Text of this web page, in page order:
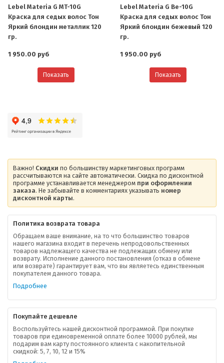
Lebel Materia G MT-10G
Краска для седых волос Тон
Яркий блондин металлик 120
гр.
1 950.00 руб
Показать
Lebel Materia G Be-10G
Краска для седых волос Тон
Яркий блондин бежевый 120
гр.
1 950.00 руб
Показать
Важно! Скидки по большинству маркетинговых программ
рассчитываются на сайте автоматически. Скидка по дисконтной
программе устанавливается менеджером при оформлении
заказа. Не забывайте в комментариях указывать номер
дисконтной карты.
Политика возврата товара
Обращаем ваше внимание, на то что большинство товаров
нашего магазина входит в перечень непродовольственных
товаров надлежащего качества не подлежащих обмену или
возврату. Исполнение данного постановления (отказ в обмене
или возврате) гарантирует вам, что вы являетесь единственным
покупателем данного товара.
Подробнее
Покупайте дешевле
Воспользуйтесь нашей дисконтной программой. При покупке
товаров при единовременной оплате более 10000 рублей, мы
подарим вам карту постоянного клиента с накопительной
скидкой: 5, 7, 10, 12 и 15%
О компании
Ваша скидка
Контактная информация
В помощь покупателю